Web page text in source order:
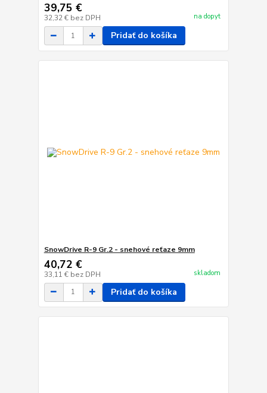
39,75 €
32,32 € bez DPH na dopyt
Pridať do košíka
SnowDrive R-9 Gr.2 - snehové reťaze 9mm
40,72 €
33,11 € bez DPH skladom
Pridať do košíka